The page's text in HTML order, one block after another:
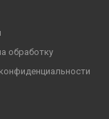
обработку